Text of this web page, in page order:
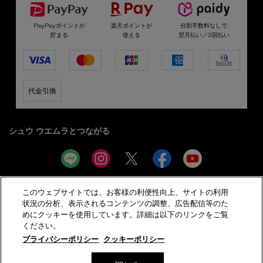
PayPayポイントが
貯まる
楽天ポイントが
使える
分割手数料なしで
翌月払い／3回払い
代金引換
シュウ ウエムラとつながる
サイト利用規約 プライバシーポリシー
特定商取引法に基づく表示 会員規約 サイトマップ
このウェブサイトでは、お客様の利便性向上、サイトの利用
状況の分析、表示されるコンテンツの調整、広告配信等のた
めにクッキーを使用しています。詳細は以下のリンクをご覧
ください。
プライバシーポリシー
クッキーポリシー